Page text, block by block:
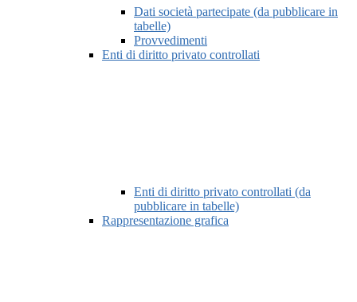
Dati società partecipate (da pubblicare in
tabelle)
Provvedimenti
Enti di diritto privato controllati
Enti di diritto privato controllati (da
pubblicare in tabelle)
Rappresentazione grafica